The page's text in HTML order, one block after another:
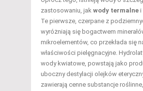
zastosowaniu, jak wody termalne i
Te pierwsze, czerpane z
wyróżniają się bogactwem
mikroelementów, co przekłada się
właściwości pielęgnacyjne.
wody kwiatowe, powstają jako
uboczny destylacji olejków
zawierają cenne substancje roślinne,